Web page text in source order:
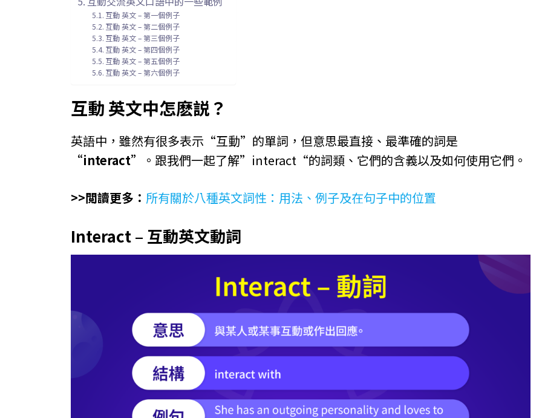
互動 英文 – 第一個例子
互動 英文 – 第二個例子
互動 英文 – 第三個例子
互動 英文 – 第四個例子
互動 英文 – 第五個例子
互動 英文 – 第六個例子
互動 英文中怎麽説？
英語中，雖然有很多表示“互動”的單詞，但意思最直接、最準確的詞是
“interact”
。跟我們一起了解”interact“的詞類、它們的含義以及如何使用它們。
>>閲讀更多： 所有關於八種英文詞性：用法、例子及在句子中的位置
Interact – 互動英文動詞